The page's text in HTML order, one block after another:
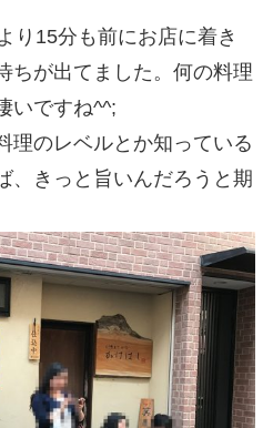
り15分も前にお店に着き
ちが出てました。何の料理
いですね^^;
理のレベルとか知っている
、きっと旨いんだろうと期